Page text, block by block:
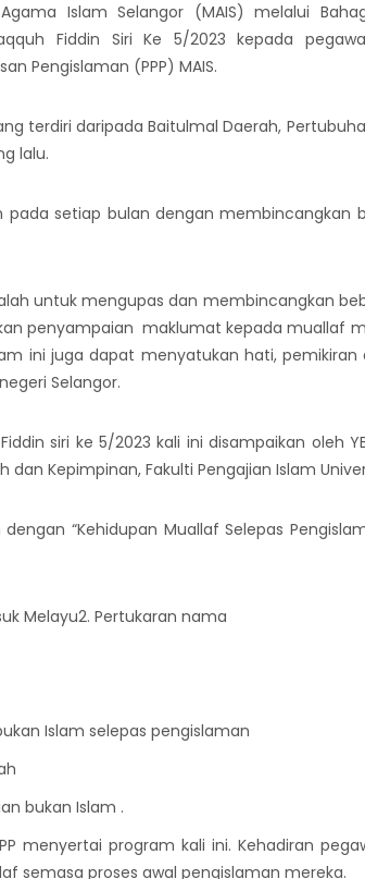
Islam Selangor (MAIS) melalui
Fiddin Siri Ke 5/2023 kepada
Pengislaman (PPP) MAIS.
terdiri daripada Baitulmal Daerah,
lalu.
pada setiap bulan dengan
untuk mengupas dan membincangkan
penyampaian maklumat kepada muallaf
ini juga dapat menyatukan hati,
Selangor.
siri ke 5/2023 kali ini disampaikan oleh
dan Kepimpinan, Fakulti Pengajian Islam
“Kehidupan Muallaf Selepas
Melayu2. Pertukaran nama
Islam selepas pengislaman
bukan Islam .
menyertai program kali ini. Kehadiran
semasa proses awal pengislaman mereka.